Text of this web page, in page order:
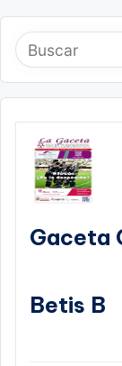
Gaceta
Betis B